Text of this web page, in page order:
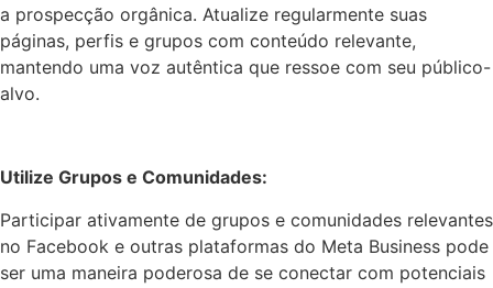
a prospecção orgânica. Atualize regularmente suas
páginas, perfis e grupos com conteúdo relevante,
mantendo uma voz autêntica que ressoe com seu público-
alvo.
Utilize Grupos e Comunidades:
Participar ativamente de grupos e comunidades relevantes
no Facebook e outras plataformas do Meta Business pode
ser uma maneira poderosa de se conectar com potenciais